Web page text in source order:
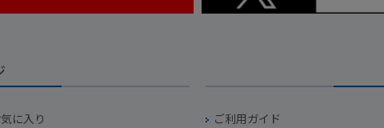
に入り
ご利用ガイド